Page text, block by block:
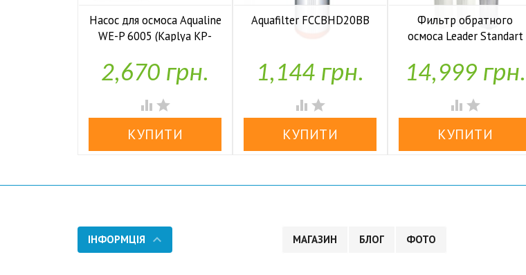
Насос для осмоса Aqualine
WE-P 6005 (Kaplya KP-
 У наявності
2,670 грн.
 
Aquafilter FCCBHD20BB
1,144 грн.
 
Фильтр обратного
осмоса Leader Standart
У наявності
14,999 грн.
 
ІНФОРМЦІЯ МАГАЗИН БЛОГ ФОТО